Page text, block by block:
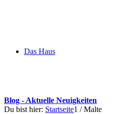
Das Haus
Blog - Aktuelle Neuigkeiten
Du bist hier: Startseite1 / Malte